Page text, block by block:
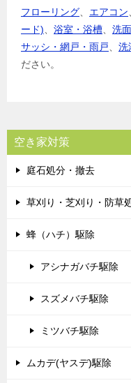
フローリング エアコン
ード)
浴室・浴槽 洗
サッシ・網戸・雨戸
洗
ださい。
空き家対策
庭石処分・撤去
草刈り・芝刈り・防草
蜂（ハチ）駆除
アシナガバチ駆除
スズメバチ駆除
ミツバチ駆除
ムカデ(ヤスデ)駆除